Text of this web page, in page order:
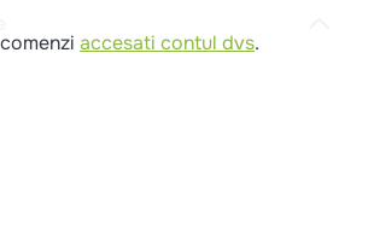
accesati contul dvs.